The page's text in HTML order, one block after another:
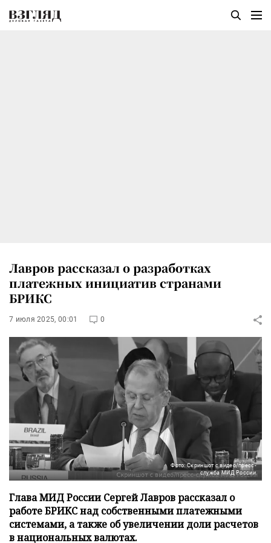
Лавров рассказал о разработках
платежных инициатив странами
БРИКС
7 июля 2025, 00:01 0
Фото: Скриншот с видео/пресс-
служба МИД России
Глава МИД России Сергей Лавров рассказал о
работе БРИКС над собственными платежными
системами, а также об увеличении доли расчетов
в национальных валютах.